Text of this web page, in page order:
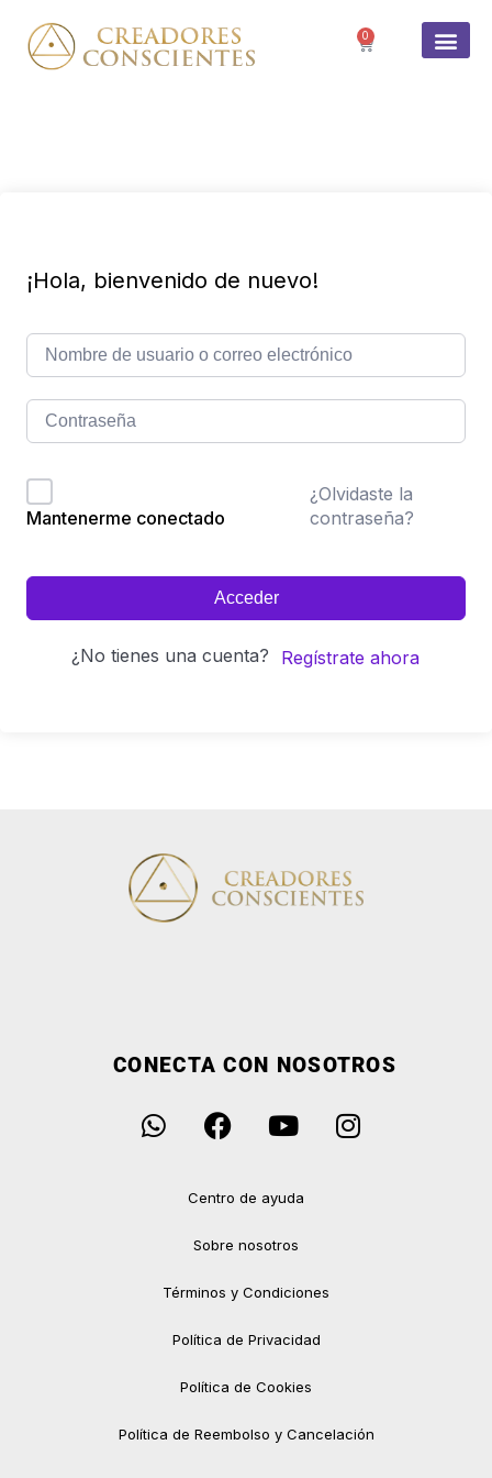
0
¡Hola, bienvenido de nuevo!
Mantenerme conectado
¿Olvidaste la
contraseña?
Acceder
¿No tienes una cuenta? Regístrate ahora
CONECTA CON NOSOTROS
Centro de ayuda
Sobre nosotros
Términos y Condiciones
Política de Privacidad
Política de Cookies
Política de Reembolso y Cancelación